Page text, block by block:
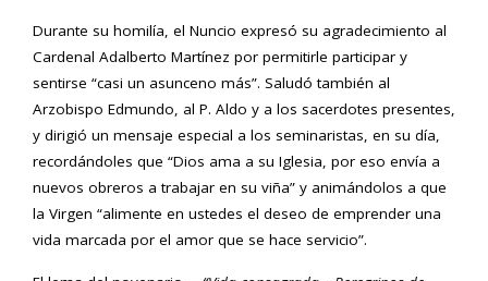
Durante su homilía, el Nuncio expresó su agradecimiento al
Cardenal Adalberto Martínez por permitirle participar y
sentirse “casi un asunceno más”. Saludó también al
Arzobispo Edmundo, al P. Aldo y a los sacerdotes presentes,
y dirigió un mensaje especial a los seminaristas, en su día,
recordándoles que “Dios ama a su Iglesia, por eso envía a
nuevos obreros a trabajar en su viña” y animándolos a que
la Virgen “alimente en ustedes el deseo de emprender una
vida marcada por el amor que se hace servicio”.